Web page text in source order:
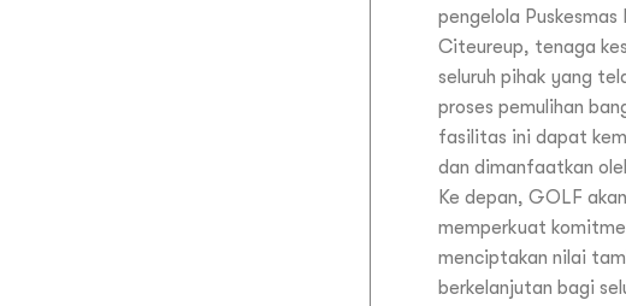
pengelola Puskesmas
Citeureup, tenaga
seluruh pihak yang
proses pemulihan
fasilitas ini dapat
dan dimanfaatkan
Ke depan, GOLF
memperkuat
menciptakan nilai
berkelanjutan bagi